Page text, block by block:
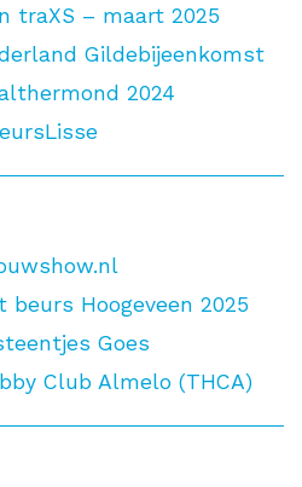
traXS – maart 2025
Gildebijeenkomst
2024
beurs Hoogeveen 2025
Goes
Club Almelo (THCA)